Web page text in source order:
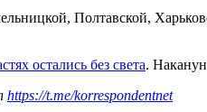
Полтавской,
остались без света.
https://t.me/korrespondentnet